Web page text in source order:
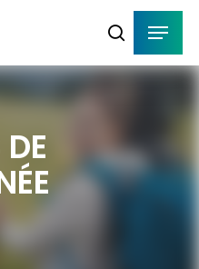
search
Menu
Menu